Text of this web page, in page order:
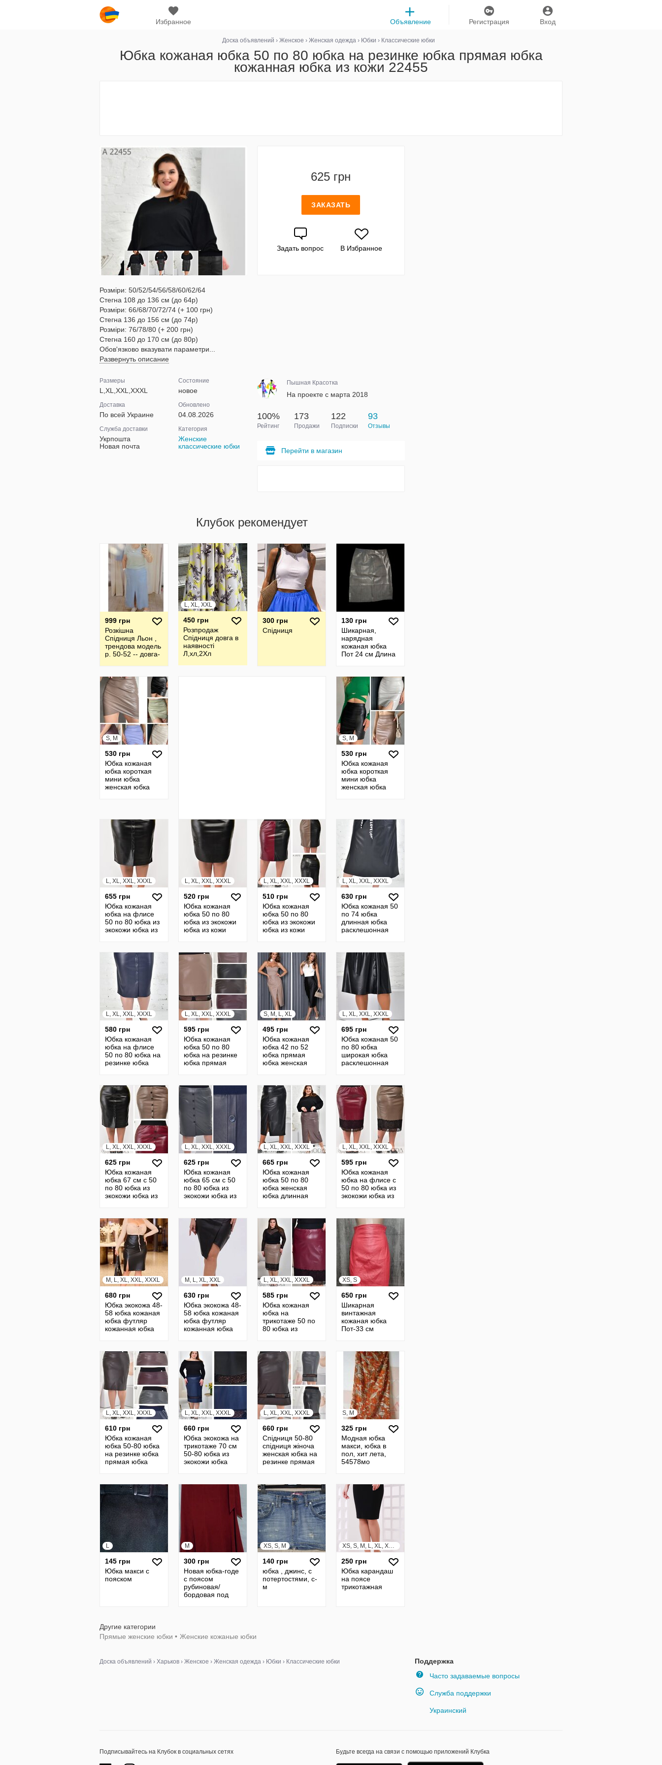
Избранное Вход
Регистрация
Объявление
Доска объявлений › Женское › Женская одежда › Юбки › Классические юбки
Юбка кожаная юбка 50 по 80 юбка на резинке юбка прямая юбка
кожанная юбка из кожи 22455
625 грн
ЗАКАЗАТЬ
Задать вопрос В Избранное
Розміри: 50/52/54/56/58/60/62/64
Стегна 108 до 136 см (до 64р)
Розміри: 66/68/70/72/74 (+ 100 грн)
Стегна 136 до 156 см (до 74р)
Розміри: 76/78/80 (+ 200 грн)
Стегна 160 до 170 см (до 80р)
Обов'язково вказувати параметри...
Развернуть описание
Размеры
L,XL,XXL,XXXL
Доставка
По всей Украине
Служба доставки
Укрпошта
Новая почта
Состояние
новое
Обновлено
04.08.2026
Категория
Женские
классические юбки
Пышная Красотка
На проекте с марта 2018
100%
Рейтинг
173
Продажи
122
Подписки
93
Отзывы
Перейти в магазин
Клубок рекомендует
999 грн
Розкішна
Спідниця Льон ,
трендова модель
р. 50-52 -- довга-
L, XL, XXL
450 грн
Розпродаж
Спідниця довга в
наявності
Л,хл,2Хл
300 грн
Спідниця
130 грн
Шикарная,
нарядная
кожаная юбка
Пот 24 см Длина
во Италия, б/у
S, M
530 грн
Юбка кожаная
юбка короткая
мини юбка
женская юбка
S, M
530 грн
Юбка кожаная
юбка короткая
мини юбка
женская юбка
L, XL, XXL, XXXL
655 грн
Юбка кожаная
юбка на флисе
50 по 80 юбка из
экокожи юбка из
L, XL, XXL, XXXL
520 грн
Юбка кожаная
юбка 50 по 80
юбка из экокожи
юбка из кожи
L, XL, XXL, XXXL
510 грн
Юбка кожаная
юбка 50 по 80
юбка из экокожи
юбка из кожи
L, XL, XXL, XXXL
630 грн
Юбка кожаная 50
по 74 юбка
длинная юбка
расклешонная
батал
L, XL, XXL, XXXL
580 грн
Юбка кожаная
юбка на флисе
50 по 80 юбка на
резинке юбка
L, XL, XXL, XXXL
595 грн
Юбка кожаная
юбка 50 по 80
юбка на резинке
юбка прямая
S, M, L, XL
495 грн
Юбка кожаная
юбка 42 по 52
юбка прямая
юбка женская
L, XL, XXL, XXXL
695 грн
Юбка кожаная 50
по 80 юбка
широкая юбка
расклешонная
юбка 21942
L, XL, XXL, XXXL
625 грн
Юбка кожаная
юбка 67 см с 50
по 80 юбка из
экокожи юбка из
19249
L, XL, XXL, XXXL
625 грн
Юбка кожаная
юбка 65 см с 50
по 80 юбка из
экокожи юбка из
20785
L, XL, XXL, XXXL
665 грн
Юбка кожаная
юбка 50 по 80
юбка женская
юбка длинная
L, XL, XXL, XXXL
595 грн
Юбка кожаная
юбка на флисе с
50 по 80 юбка из
экокожи юбка из
кожи 19370
M, L, XL, XXL, XXXL
680 грн
Юбка экокожа 48-
58 юбка кожаная
юбка футляр
кожанная юбка
M, L, XL, XXL
630 грн
Юбка экокожа 48-
58 юбка кожаная
юбка футляр
кожанная юбка
L, XL, XXL, XXXL
585 грн
Юбка кожаная
юбка на
трикотаже 50 по
80 юбка из
кожанная юбка
прямая 22637
XS, S
650 грн
Шикарная
винтажная
кожаная юбка
Пот-33 см
L, XL, XXL, XXXL
610 грн
Юбка кожаная
юбка 50-80 юбка
на резинке юбка
прямая юбка
L, XL, XXL, XXXL
660 грн
Юбка экокожа на
трикотаже 70 см
50-80 юбка из
экокожи юбка
прямая 23532
L, XL, XXL, XXXL
660 грн
Спідниця 50-80
спідниця жіноча
женская юбка на
резинке прямая
21139
S, M
325 грн
Модная юбка
макси, юбка в
пол, хит лета,
54578мо
L
145 грн
Юбка макси с
пояском
M
300 грн
Новая юбка-годе
с поясом
рубиновая/
бордовая под
XS, S, M
140 грн
юбка , джинс, с
потертостями, с-
м
XS, S, M, L, XL, XXL, XXXL
250 грн
Юбка карандаш
на поясе
трикотажная
Другие категории
Прямые женские юбки • Женские кожаные юбки
Поддержка
Часто задаваемые вопросы
Служба поддержки
Украинский
Доска объявлений › Харьков › Женское › Женская одежда › Юбки › Классические юбки
Подписывайтесь на Клубок в социальных сетях Будьте всегда на связи с помощью приложений Клубка